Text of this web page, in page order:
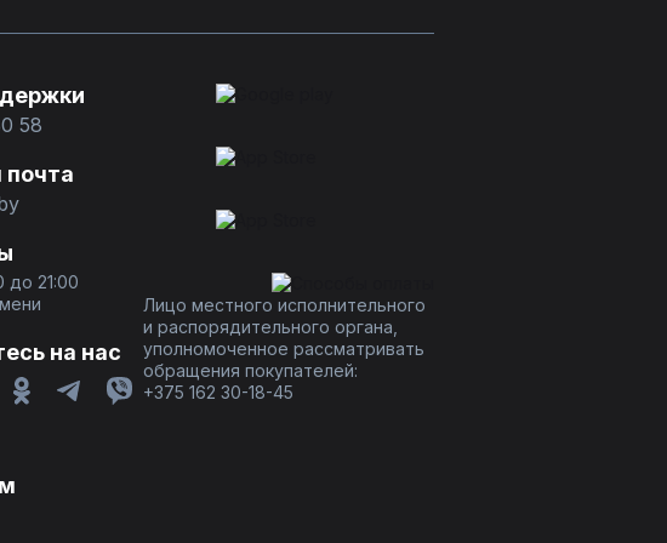
58
почта
до 21:00
на нас
Лицо местного исполнительного
и распорядительного органа,
уполномоченное рассматривать
обращения покупателей:
+375 162 30-18-45